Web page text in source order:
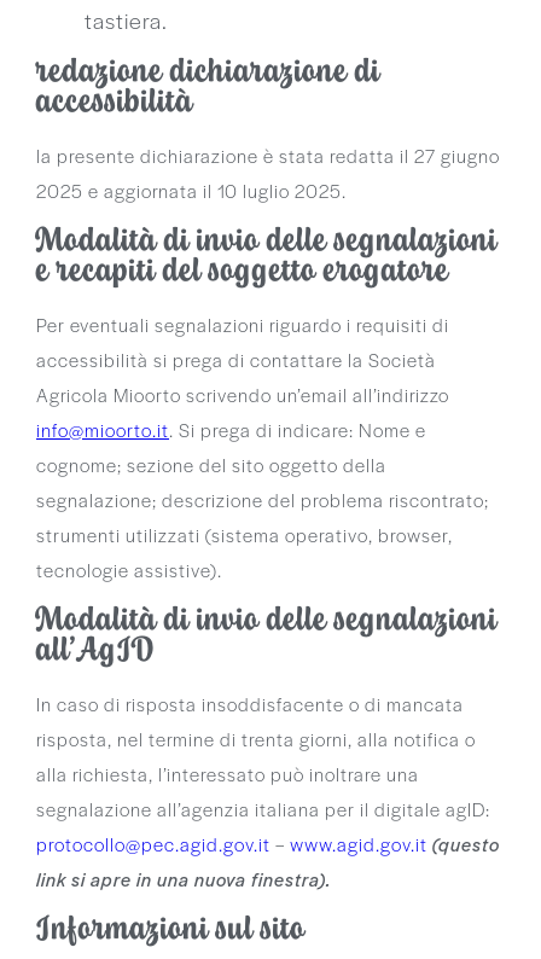
tastiera.
redazione dichiarazione di
accessibilità
la presente dichiarazione è stata redatta il 27 giugno
2025 e aggiornata il 10 luglio 2025.
Modalità di invio delle segnalazioni
e recapiti del soggetto erogatore
Per eventuali segnalazioni riguardo i requisiti di
accessibilità si prega di contattare la Società
Agricola Mioorto scrivendo un’email all’indirizzo
info@mioorto.it. Si prega di indicare: Nome e
cognome; sezione del sito oggetto della
segnalazione; descrizione del problema riscontrato;
strumenti utilizzati (sistema operativo, browser,
tecnologie assistive).
Modalità di invio delle segnalazioni
all’AgID
In caso di risposta insoddisfacente o di mancata
risposta, nel termine di trenta giorni, alla notifica o
alla richiesta, l’interessato può inoltrare una
segnalazione all’agenzia italiana per il digitale agID:
protocollo@pec.agid.gov.it – www.agid.gov.it (questo
link si apre in una nuova finestra).
Informazioni sul sito